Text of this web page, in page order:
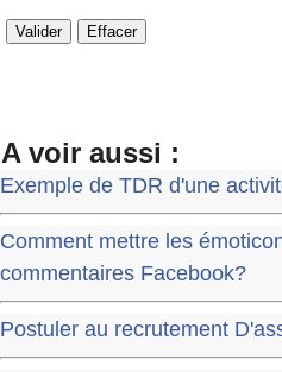
A voir aussi :
Exemple de TDR d'une
Comment mettre les
commentaires Facebook?
Postuler au recrutement